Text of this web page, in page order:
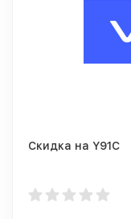
Скидка на Y91C